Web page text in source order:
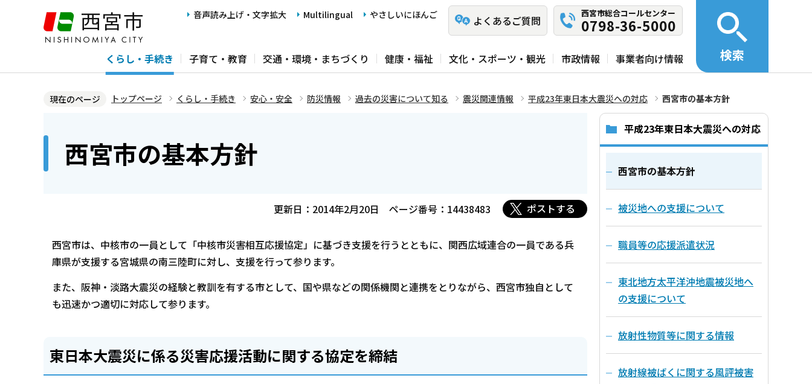
ジ
音声読み上げ・文字拡大 Multilingual やさしいにほんご よくあるご質問
西宮市総合コールセンター
0798-36-5000
くらし・手続き 子育て・教育 交通・環境・まちづくり 健康・福祉 文化・スポーツ・観光 市政情報 事業者向け情報 検索
現在のページ トップページ くらし・手続き 安心・安全 防災情報 過去の災害について知る 震災関連情報 平成23年東日本大震災への対応 西宮市の基本方針
西宮市の基本方針
更新日：2014年2月20日 ページ番号：14438483 ポストする
西宮市は、中核市の一員として「中核市災害相互応援協定」に基づき支援を行うとともに、関西広域連合の一員である兵
庫県が支援する宮城県の南三陸町に対し、支援を行って参ります。
また、阪神・淡路大震災の経験と教訓を有する市として、国や県などの関係機関と連携をとりながら、西宮市独自として
も迅速かつ適切に対応して参ります。
東日本大震災に係る災害応援活動に関する協定を締結
平成23年東日本大震災への対応
西宮市の基本方針
被災地への支援について
職員等の応援派遣状況
東北地方太平洋沖地震被災地へ
の支援について
放射性物質等に関する情報
放射線被ばくに関する風評被害